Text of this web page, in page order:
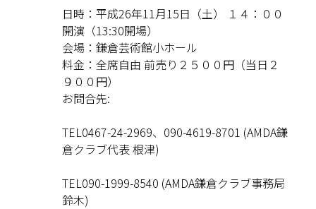
日時：平成26年11月15日（土） １４：００
開演（13:30開場）
会場：鎌倉芸術館小ホール
料金：全席自由 前売り２５００円（当日２
９００円）
お問合先:
TEL0467-24-2969、090-4619-8701 (AMDA鎌
倉クラブ代表 根津)
TEL090-1999-8540 (AMDA鎌倉クラブ事務局
鈴木)